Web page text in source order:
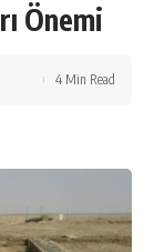
Önemi
4 Min Read